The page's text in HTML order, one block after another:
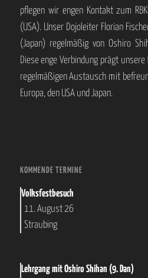
pflegen wir engen Kontakt zum
(USA). Unser Dojoleiter Florian
(Japan) regelmäßig von Oshiro
Diese enge Verbindung prägt
regelmäßigen Austausch mit
Europa, den USA und Japan.
KOMMENDE TERMINE
Volksfestbesuch
11. August 26
Straubing
Lehrgang mit Oshiro Shihan (9. Dan)